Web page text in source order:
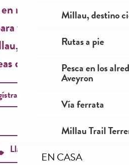
Millau, destino
Rutas a pie
Pesca en los
Aveyron
Vía ferrata
Millau Trail
EN CASA
nuestro boletín
vivir experiencias
inspiraciones de
de temporada!
ahora!
Llámanos